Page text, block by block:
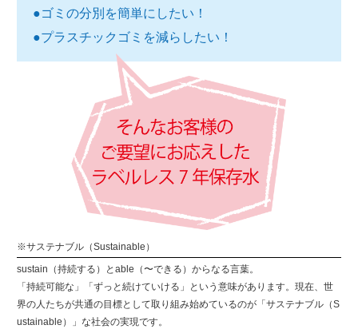
●ゴミの分別を簡単にしたい！
●プラスチックゴミを減らしたい！
※サステナブル（Sustainable）
sustain（持続する）とable（〜できる）からなる言葉。
「持続可能な」「ずっと続けていける」という意味があります。現在、世
界の人たちが共通の目標として取り組み始めているのが「サステナブル（S
ustainable）」な社会の実現です。